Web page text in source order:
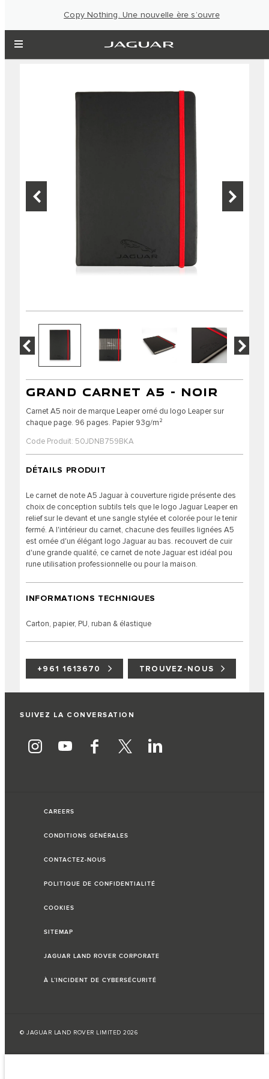
Copy Nothing. Une nouvelle ère s’ouvre
GRAND CARNET A5 - NOIR
Carnet A5 noir de marque Leaper orné du logo Leaper sur
chaque page. 96 pages. Papier 93g/m²
Code Produit: 50JDNB759BKA
DÉTAILS PRODUIT
Le carnet de note A5 Jaguar à couverture rigide présente des
choix de conception subtils tels que le logo Jaguar Leaper en
relief sur le devant et une sangle stylée et colorée pour le tenir
fermé. A l'intérieur du carnet, chacune des feuilles lignées A5
est ornée d'un élégant logo Jaguar au bas. recouvert de cuir
d'une grande qualité, ce carnet de note Jaguar est idéal pou
rune utilisation professionnelle ou pour la maison.
INFORMATIONS TECHNIQUES
Carton, papier, PU, ruban & élastique
+961 1613670 TROUVEZ-NOUS
SUIVEZ LA CONVERSATION
CAREERS
CONDITIONS GÉNÉRALES
CONTACTEZ-NOUS
POLITIQUE DE CONFIDENTIALITÉ
COOKIES
SITEMAP
JAGUAR LAND ROVER CORPORATE
À L’INCIDENT DE CYBERSÉCURITÉ
© JAGUAR LAND ROVER LIMITED 2026